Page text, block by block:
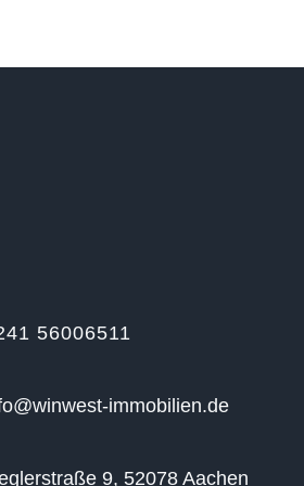
56006511
immobilien.de
9, 52078 Aachen